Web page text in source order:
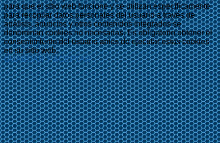
para que el sitio web funcione y se utilizan específicamente
para recopilar datos personales del usuario a través de
análisis, anuncios y otros contenidos integrados se
denominan cookies no necesarias. Es obligatorio obtener el
consentimiento del usuario antes de ejecutar estas cookies
en su sitio web.
GUARDAR Y ACEPTAR